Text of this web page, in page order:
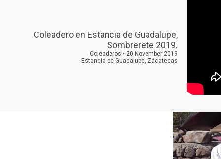
Coleadero en Estancia de Guadalupe,
Sombrerete 2019.
Coleaderos • 20 November 2019
Estancia de Guadalupe, Zacatecas